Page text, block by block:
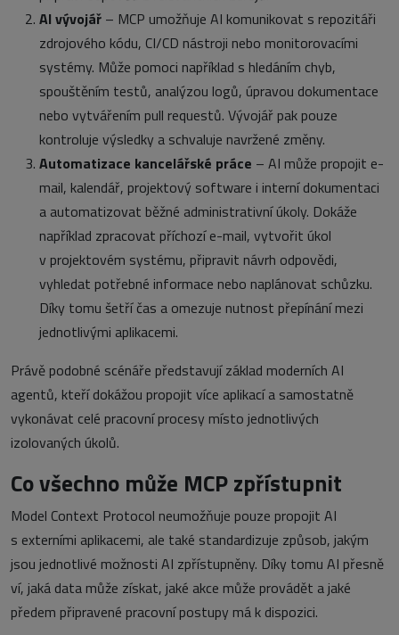
AI vývojář – MCP umožňuje AI komunikovat s repozitáři
zdrojového kódu, CI/CD nástroji nebo monitorovacími
systémy. Může pomoci například s hledáním chyb,
spouštěním testů, analýzou logů, úpravou dokumentace
nebo vytvářením pull requestů. Vývojář pak pouze
kontroluje výsledky a schvaluje navržené změny.
Automatizace kancelářské práce – AI může propojit e-
mail, kalendář, projektový software i interní dokumentaci
a automatizovat běžné administrativní úkoly. Dokáže
například zpracovat příchozí e-mail, vytvořit úkol
v projektovém systému, připravit návrh odpovědi,
vyhledat potřebné informace nebo naplánovat schůzku.
Díky tomu šetří čas a omezuje nutnost přepínání mezi
jednotlivými aplikacemi.
Právě podobné scénáře představují základ moderních AI
agentů, kteří dokážou propojit více aplikací a samostatně
vykonávat celé pracovní procesy místo jednotlivých
izolovaných úkolů.
Co všechno může MCP zpřístupnit
Model Context Protocol neumožňuje pouze propojit AI
s externími aplikacemi, ale také standardizuje způsob, jakým
jsou jednotlivé možnosti AI zpřístupněny. Díky tomu AI přesně
ví, jaká data může získat, jaké akce může provádět a jaké
předem připravené pracovní postupy má k dispozici.